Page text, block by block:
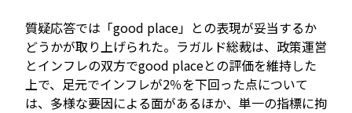
質疑応答では「good place」との表現が妥当するか
どうかが取り上げられた。ラガルド総裁は、政策運営
とインフレの双方でgood placeとの評価を維持した
上で、足元でインフレが2％を下回った点について
は、多様な要因による面があるほか、単一の指標に拘